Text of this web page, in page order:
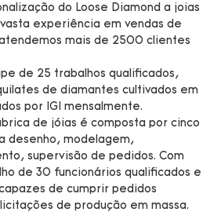
do Loose Diamond a joias
experiência em vendas de
mais de 2500 clientes
de 25 trabalhos qualificados,
de diamantes cultivados em
por IGI mensalmente.
de jóias é composta por cinco
desenho, modelagem,
supervisão de pedidos. Com
de 30 funcionários qualificados e
de cumprir pedidos
de produção em massa.